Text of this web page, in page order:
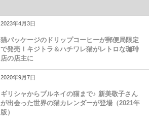
2023年4月3日
猫パッケージのドリップコーヒーが郵便局限定
で発売！キジトラ＆ハチワレ猫がレトロな珈琲
店の店主に
2020年9月7日
ギリシャからブルネイの猫まで♪ 新美敬子さん
が出会った世界の猫カレンダーが登場（2021年
版）